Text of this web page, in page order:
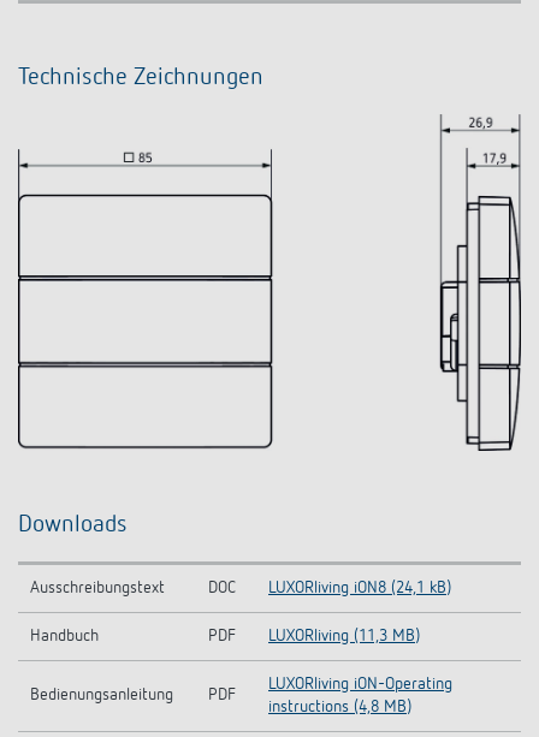
Technische Zeichnungen
Downloads
Ausschreibungstext DOC LUXORliving iON8 (24,1 kB)
Handbuch PDF LUXORliving (11,3 MB)
Bedienungsanleitung PDF
LUXORliving iON-Operating
instructions (4,8 MB)